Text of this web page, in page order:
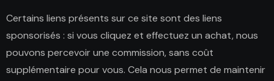
Certains liens présents sur ce site sont des liens
sponsorisés : si vous cliquez et effectuez un achat, nous
pouvons percevoir une commission, sans coût
supplémentaire pour vous. Cela nous permet de maintenir